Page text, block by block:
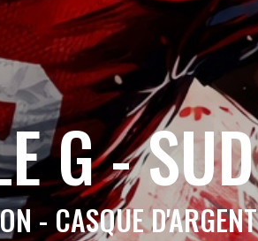
G - SUD
- CASQUE D'ARGENT